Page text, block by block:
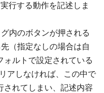
行する動作を記述しま
内のボタンが押される
（指定なしの場合は自
ォルトで設定されている
アしなければ、この中で
されてしまい、記述内容